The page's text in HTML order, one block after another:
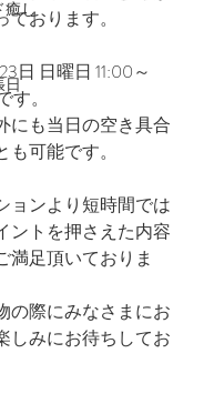
癒し
日
ております。
日 日曜日 11:00～
す。
にも当日の空き具合
も可能です。
ョンより短時間では
ントを押さえた内容
満足頂いておりま
の際にみなさまにお
しみにお待ちしてお